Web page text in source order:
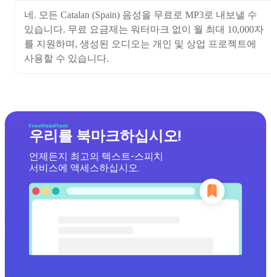
네. 모든 Catalan (Spain) 음성을 무료로 MP3로 내보낼 수
있습니다. 무료 요금제는 워터마크 없이 월 최대 10,000자
를 지원하며, 생성된 오디오는 개인 및 상업 프로젝트에
사용할 수 있습니다.
우리를 북마크하십시오!
언제든지 최고의 텍스트-스피치
서비스에 액세스하십시오.